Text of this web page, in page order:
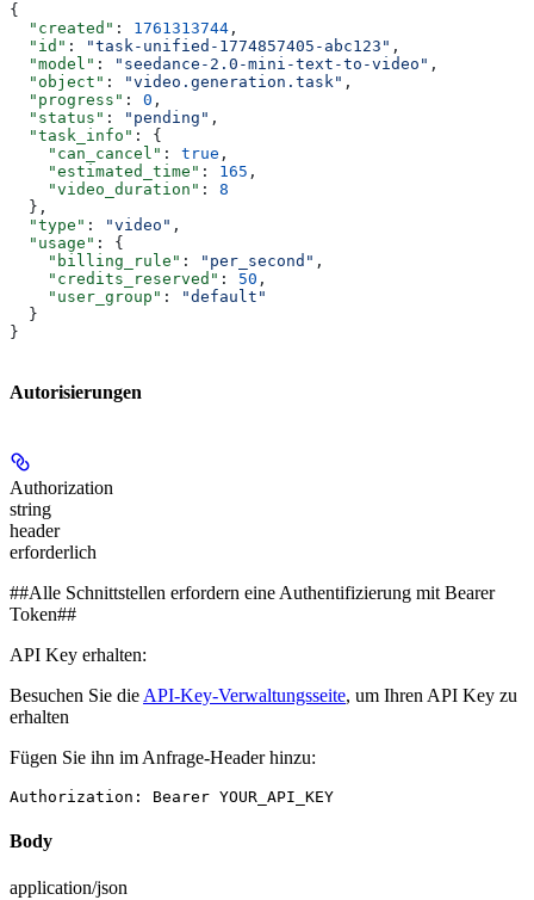
{
  "created"
: 1761313744 ,
  "id"
: "task-unified-1774857405-abc123" ,
  "model"
: "seedance-2.0-mini-text-to-video" ,
  "object"
: "video.generation.task" ,
  "progress"
: 0 ,
  "status"
: "pending" ,
  "task_info"
: {
    "can_cancel"
: true ,
    "estimated_time"
: 165 ,
    "video_duration"
: 8
  },
  "type"
: "video" ,
  "usage"
: {
    "billing_rule"
: "per_second" ,
    "credits_reserved"
: 50 ,
    "user_group"
:
"default"
  }
}
Autorisierungen
Authorization
string
header
erforderlich
##Alle Schnittstellen erfordern eine Authentifizierung mit Bearer
Token##
API Key erhalten:
Besuchen Sie die API-Key-Verwaltungsseite, um Ihren API Key zu
erhalten
Fügen Sie ihn im Anfrage-Header hinzu:
Authorization: Bearer YOUR_API_KEY
Body
application/json